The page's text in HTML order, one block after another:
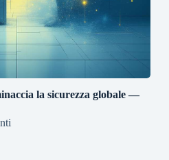
la sicurezza globale —